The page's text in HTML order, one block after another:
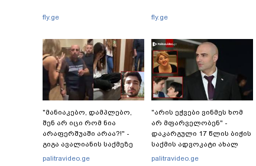
fly.ge fly.ge
"მანიაკებო, დამპლებო,
შენ არ იცი რომ ნია
არაფერშუაში არაა?!" -
გიგა ავალიანის საქმეზე
ნია იმნაძეს აკავებენ
palitravideo.ge
"არის ეჭვები ვინმეს ხომ
არ მფარველობენ" -
დაკარგული 17 წლის ბიჭის
საქმის ადვოკატი ახალ
გარემოებებზე საუბრობს
palitravideo.ge